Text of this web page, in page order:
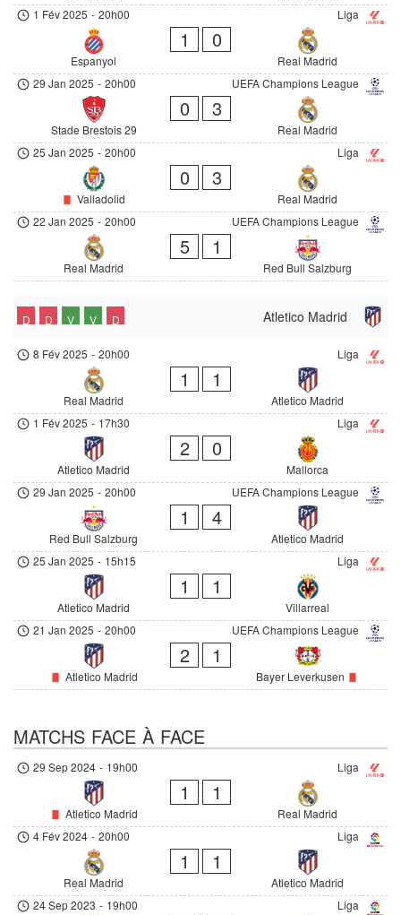
Liga
1 Fév 2025 - 20h00
Espanyol
1 0
Real Madrid
UEFA Champions League
29 Jan 2025 - 20h00
Stade Brestois 29
0 3
Real Madrid
Liga
25 Jan 2025 - 20h00
Valladolid
0 3
Real Madrid
UEFA Champions League
22 Jan 2025 - 20h00
Real Madrid
5 1
Red Bull Salzburg
Atletico Madrid
D D V V D
Liga
8 Fév 2025 - 20h00
Real Madrid
1 1
Atletico Madrid
Liga
1 Fév 2025 - 17h30
Atletico Madrid
2 0
Mallorca
UEFA Champions League
29 Jan 2025 - 20h00
Red Bull Salzburg
1 4
Atletico Madrid
Liga
25 Jan 2025 - 15h15
Atletico Madrid
1 1
Villarreal
UEFA Champions League
21 Jan 2025 - 20h00
Atletico Madrid
2 1
Bayer Leverkusen
MATCHS FACE À FACE
Liga
29 Sep 2024 - 19h00
Atletico Madrid
1 1
Real Madrid
Liga
4 Fév 2024 - 20h00
Real Madrid
1 1
Atletico Madrid
Liga
24 Sep 2023 - 19h00